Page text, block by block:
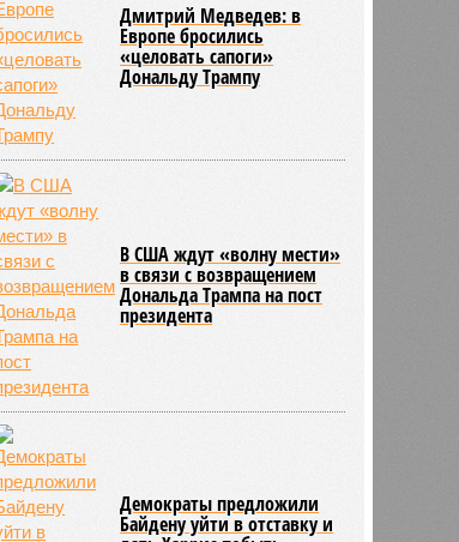
Дмитрий Медведев: в
Европе бросились
«целовать сапоги»
Дональду Трампу
В США ждут «волну мести»
в связи с возвращением
Дональда Трампа на пост
президента
Демократы предложили
Байдену уйти в отставку и